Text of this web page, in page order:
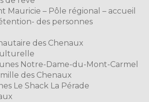
Mauricie – Pôle régional – accueil
des personnes
des Chenaux
Notre-Dame-du-Mont-Carmel
des Chenaux
Le Shack La Pérade